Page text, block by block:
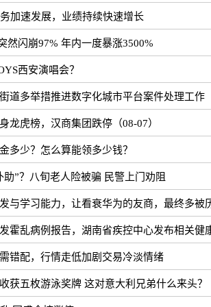
加速发展，业绩持续快速增长
然闪崩97% 年内一度暴涨3500%
西安演唱会？
道多举措推进数字化城市平台案件处理工作
龙虎榜，汉商集团跌停（08-07）
多少？怎么算能领多少钱？
助”？八旬老人险被骗 民警上门劝阻
与学习能力，让看衰华为的友商，最终多被
霍乱病例报告，湖南省疾控中心发布相关健
错配，行情走低加剧交易冷淡情绪
获五枚游泳奖牌 这对意大利兄弟什么来头？